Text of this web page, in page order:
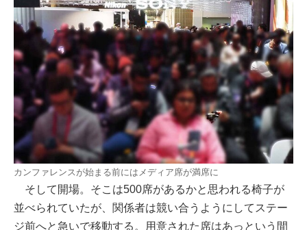
カンファレンスが始まる前にはメディア席が満席に
そして開場。そこは500席があるかと思われる椅子が
並べられていたが、関係者は競い合うようにしてステー
ジ前へと急いで移動する。用意された席はあっという間